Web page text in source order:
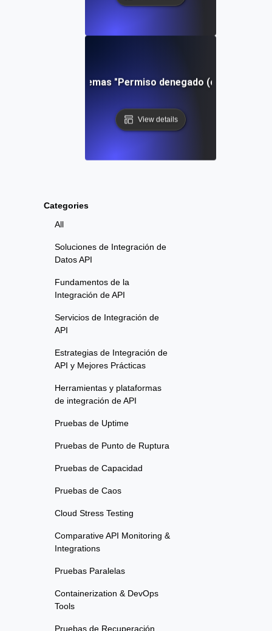
Categories
All
Soluciones de Integración de
Datos API
Fundamentos de la
Integración de API
Servicios de Integración de
API
Estrategias de Integración de
API y Mejores Prácticas
Herramientas y plataformas
de integración de API
Pruebas de Uptime
Pruebas de Punto de Ruptura
Pruebas de Capacidad
Pruebas de Caos
Cloud Stress Testing
Comparative API Monitoring &
Integrations
Pruebas Paralelas
Containerization & DevOps
Tools
Pruebas de Recuperación
de problemas "Permiso denegado (clave
View details